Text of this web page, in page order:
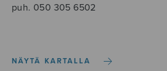
puh. 050 305 6502
NÄYTÄ KARTALLA